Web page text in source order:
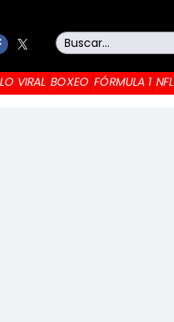
VIRAL BOXEO FÓRMULA 1 NFL